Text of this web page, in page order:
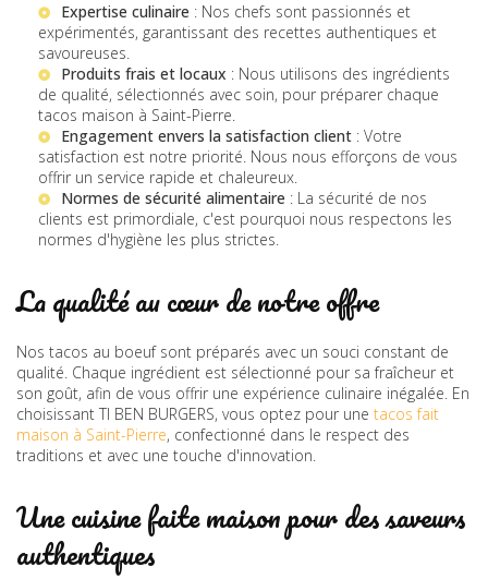
Expertise culinaire : Nos chefs sont passionnés et
expérimentés, garantissant des recettes authentiques et
savoureuses.
Produits frais et locaux : Nous utilisons des ingrédients
de qualité, sélectionnés avec soin, pour préparer chaque
tacos maison à Saint-Pierre.
Engagement envers la satisfaction client : Votre
satisfaction est notre priorité. Nous nous efforçons de vous
offrir un service rapide et chaleureux.
Normes de sécurité alimentaire : La sécurité de nos
clients est primordiale, c'est pourquoi nous respectons les
normes d'hygiène les plus strictes.
La qualité au cœur de notre offre
Nos tacos au boeuf sont préparés avec un souci constant de
qualité. Chaque ingrédient est sélectionné pour sa fraîcheur et
son goût, afin de vous offrir une expérience culinaire inégalée. En
choisissant TI BEN BURGERS, vous optez pour une tacos fait
maison à Saint-Pierre, confectionné dans le respect des
traditions et avec une touche d'innovation.
Une cuisine faite maison pour des saveurs
authentiques